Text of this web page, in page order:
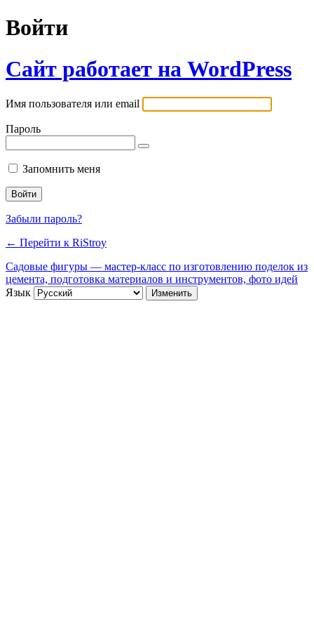
Войти
Сайт работает на WordPress
Имя пользователя или email
Пароль
Запомнить меня
Забыли пароль?
← Перейти к RiStroy
Садовые фигуры — мастер-класс по изготовлению поделок из
цемента, подготовка материалов и инструментов, фото идей
Язык